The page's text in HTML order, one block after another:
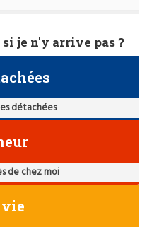
si je n'y arrive pas ?
détachées
de chez moi